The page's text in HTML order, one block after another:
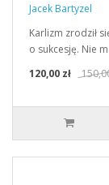
Jacek Bartyzel
Karlizm zrodził
o sukcesję. Nie
120,00 zł